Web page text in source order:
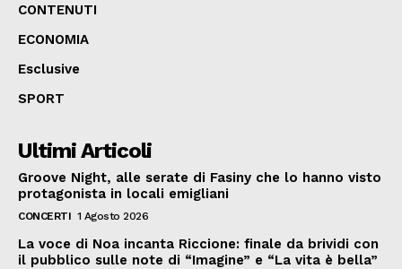
CONTENUTI
ECONOMIA
Esclusive
SPORT
Ultimi Articoli
Groove Night, alle serate di Fasiny che lo hanno visto
protagonista in locali emigliani
CONCERTI 1 Agosto 2026
La voce di Noa incanta Riccione: finale da brividi con
il pubblico sulle note di “Imagine” e “La vita è bella”